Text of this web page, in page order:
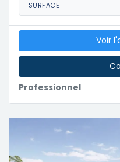
SURFACE
Professionnel
Voir